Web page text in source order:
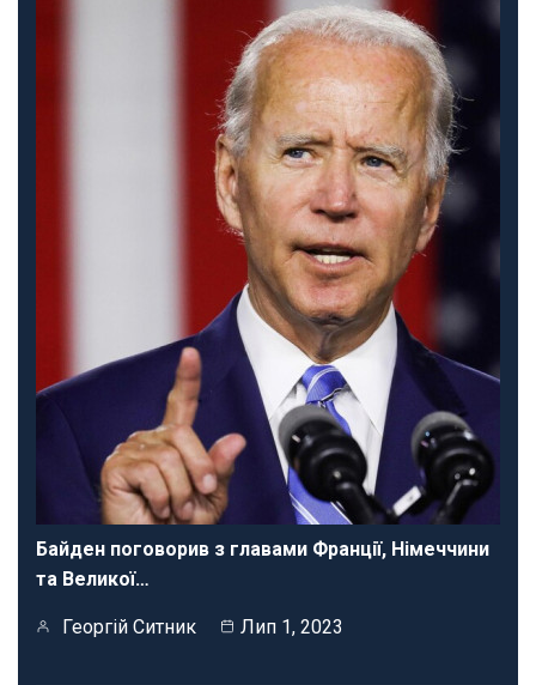
Байден поговорив з главами Франції, Німеччини
та Великої…
Георгій Ситник Лип 1, 2023